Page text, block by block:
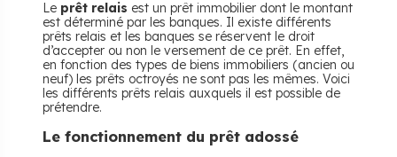
Le prêt relais est un prêt immobilier dont le montant
est déterminé par les banques. Il existe différents
prêts relais et les banques se réservent le droit
d’accepter ou non le versement de ce prêt. En effet,
en fonction des types de biens immobiliers (ancien ou
neuf) les prêts octroyés ne sont pas les mêmes. Voici
les différents prêts relais auxquels il est possible de
prétendre.
Le fonctionnement du prêt adossé